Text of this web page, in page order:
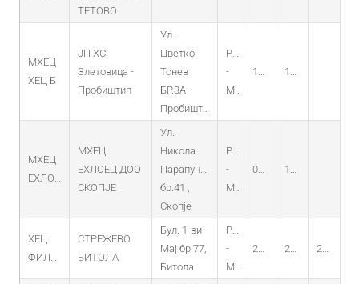
ТЕТОВО
МХЕЦ
ХЕЦ Б
ЈП ХС
Злетовица -
Пробиштип
Ул.
Цветко
Тонев
БР.3А-
Пробиштип
PO
-
MHEC
13.04.2026 13.04.2026
МХЕЦ
ЕХЛОЕЦ
МХЕЦ
ЕХЛОЕЦ ДОО
СКОПЈЕ
Ул.
Никола
Парапунов
бр.41 ,
Скопје
PO
-
MHEC
08.11.2022 17.10.2022
ХЕЦ
ФИЛТЕРНИЦА
СТРЕЖЕВО
БИТОЛА
Бул. 1-ви
Мај бр.77,
Битола
PO
-
MHEC
22.11.2019 22.11.2019 22.11.2029